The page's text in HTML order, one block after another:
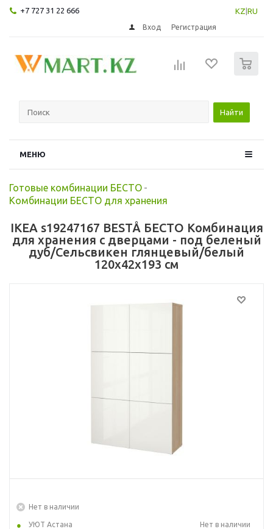
+7 727 31 22 666 KZ RU
Вход Регистрация
Найти
МЕНЮ
Готовые комбинации БЕСТО -
Комбинации БЕСТО для хранения
IKEA s19247167 BESTÅ БЕСТО Комбинация
для хранения с дверцами - под беленый
дуб/Сельсвикен глянцевый/белый
120x42x193 см
Нет в наличии
УЮТ Астана
Нет в наличии